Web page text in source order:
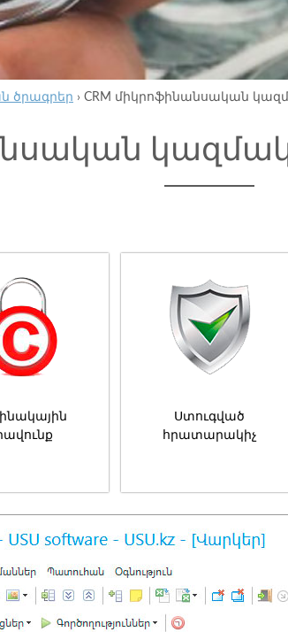
ծրագրեր › CRM միկրոֆինանսական
Ստուգված
հրատարակիչ